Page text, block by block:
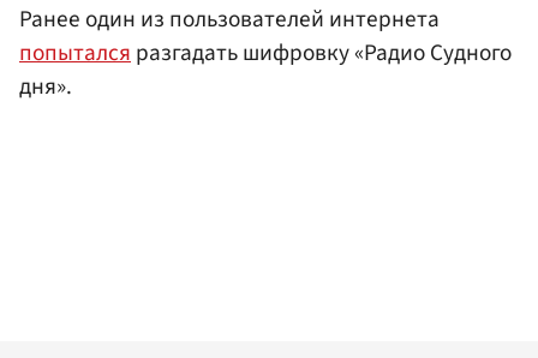
Ранее один из пользователей интернета
попыталсяразгадать шифровку «Радио Судного
дня».